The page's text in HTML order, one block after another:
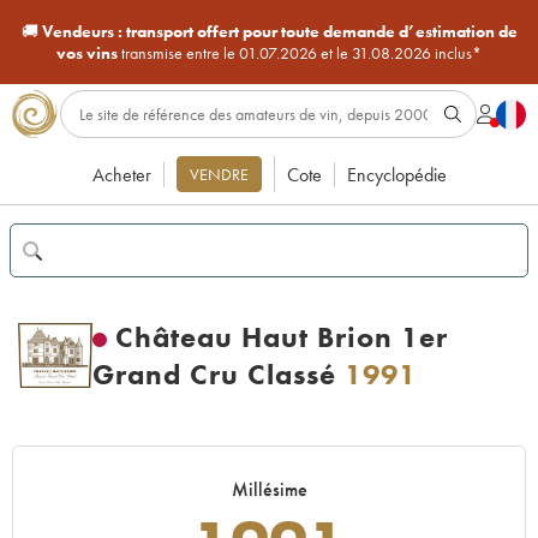
🚚Vendeurs : transport offert pour toute demande d’estimation de
vos vinstransmise entre le 01.07.2026 et le 31.08.2026 inclus*
Acheter VENDRE Cote Encyclopédie
Château Haut Brion 1er
Grand Cru Classé 1991
Millésime